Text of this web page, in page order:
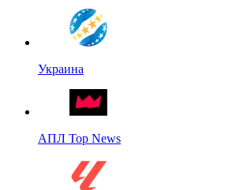
Украина
АПЛ Top News